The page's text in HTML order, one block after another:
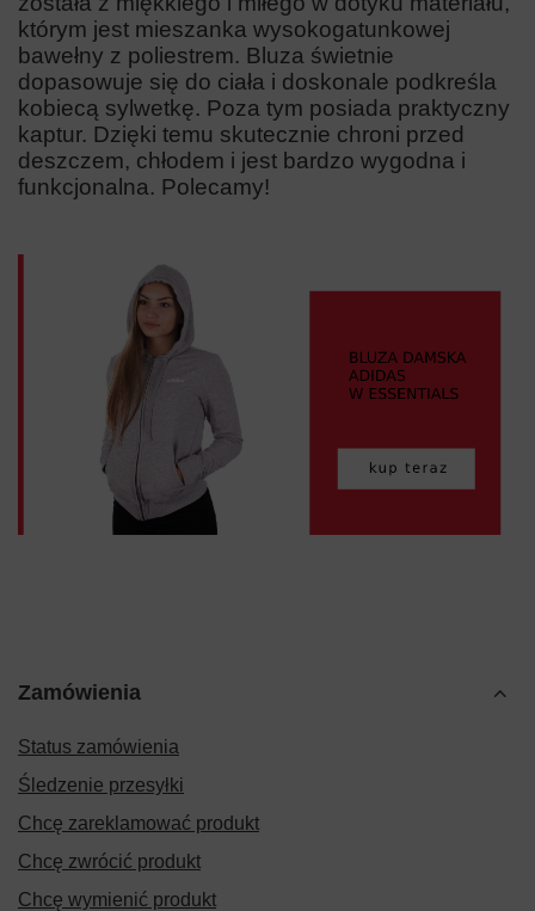
którym jest mieszanka wysokogatunkowej
bawełny z poliestrem. Bluza świetnie
dopasowuje się do ciała i doskonale podkreśla
kobiecą sylwetkę. Poza tym posiada praktyczny
kaptur. Dzięki temu skutecznie chroni przed
deszczem, chłodem i jest bardzo wygodna i
funkcjonalna. Polecamy!
Zamówienia
Status zamówienia
Śledzenie przesyłki
Chcę zareklamować produkt
Chcę zwrócić produkt
Chcę wymienić produkt